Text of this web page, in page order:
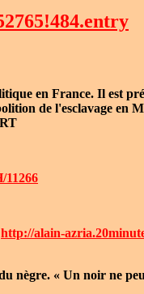
en France. Il est
de l'esclavage en
11266
http://alain-
nègre. « Un noir ne